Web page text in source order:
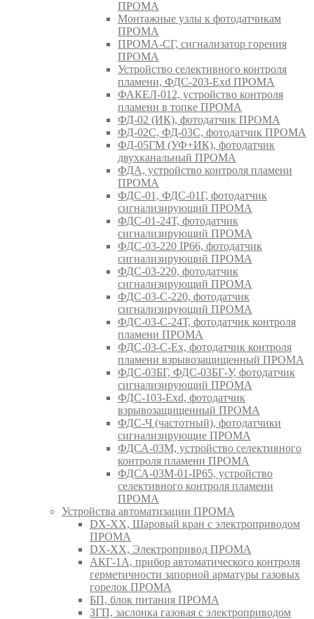
ПРОМА
Монтажные узлы к фотодатчикам
ПРОМА
ПРОМА-СГ, сигнализатор горения
ПРОМА
Устройство селективного контроля
пламени, ФДС-203-Exd ПРОМА
ФАКЕЛ-012, устройство контроля
пламени в топке ПРОМА
ФД-02 (ИК), фотодатчик ПРОМА
ФД-02С, ФД-03С, фотодатчик ПРОМА
ФД-05ГМ (УФ+ИК), фотодатчик
двухканальный ПРОМА
ФДА, устройство контроля пламени
ПРОМА
ФДС-01, ФДС-01Г, фотодатчик
сигнализирующий ПРОМА
ФДС-01-24Т, фотодатчик
сигнализирующий ПРОМА
ФДС-03-220 IP66, фотодатчик
сигнализирующий ПРОМА
ФДС-03-220, фотодатчик
сигнализирующий ПРОМА
ФДС-03-С-220, фотодатчик
сигнализирующий ПРОМА
ФДС-03-С-24Т, фотодатчик контроля
пламени ПРОМА
ФДС-03-С-Ex, фотодатчик контроля
пламени взрывозащищенный ПРОМА
ФДС-03БГ, ФДС-03БГ-У, фотодатчик
сигнализирующий ПРОМА
ФДС-103-Ехd, фотодатчик
взрывозащищенный ПРОМА
ФДС-Ч (частотный), фотодатчики
сигнализирующие ПРОМА
ФДСА-03М, устройство селективного
контроля пламени ПРОМА
ФДСА-03М-01-IP65, устройство
селективного контроля пламени
ПРОМА
Устройства автоматизации ПРОМА
DX-XX, Шаровый кран c электроприводом
ПРОМА
DX-XX, Электропривод ПРОМА
АКГ-1А, прибор автоматического контроля
герметичности запорной арматуры газовых
горелок ПРОМА
БП, блок питания ПРОМА
ЗГП, заслонка газовая с электроприводом